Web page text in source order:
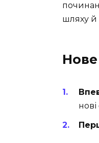
шляху й